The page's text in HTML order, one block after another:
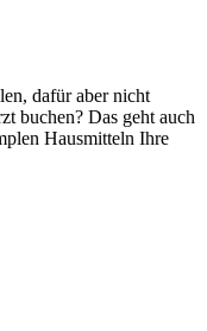
dafür aber nicht
buchen? Das geht auch
Hausmitteln Ihre